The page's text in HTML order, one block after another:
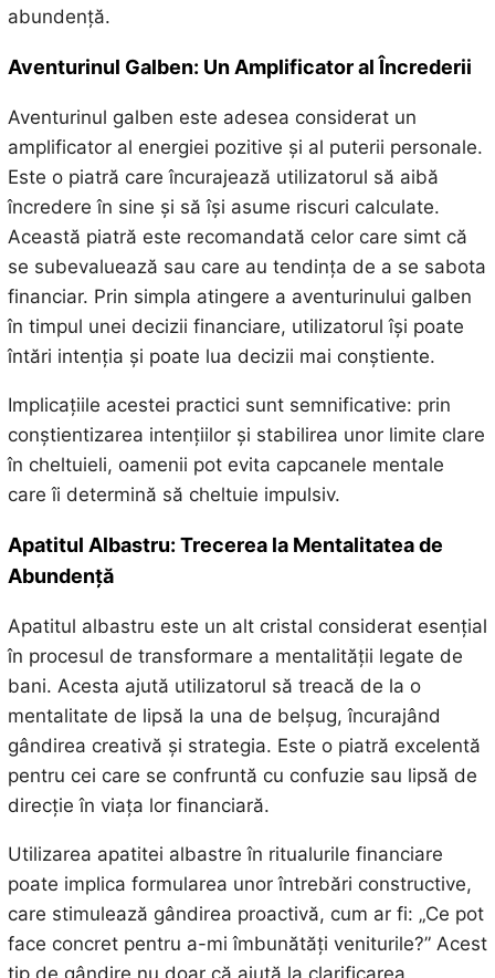
abundență.
Aventurinul Galben: Un Amplificator al Încrederii
Aventurinul galben este adesea considerat un
amplificator al energiei pozitive și al puterii personale.
Este o piatră care încurajează utilizatorul să aibă
încredere în sine și să își asume riscuri calculate.
Această piatră este recomandată celor care simt că
se subevaluează sau care au tendința de a se sabota
financiar. Prin simpla atingere a aventurinului galben
în timpul unei decizii financiare, utilizatorul își poate
întări intenția și poate lua decizii mai conștiente.
Implicațiile acestei practici sunt semnificative: prin
conștientizarea intențiilor și stabilirea unor limite clare
în cheltuieli, oamenii pot evita capcanele mentale
care îi determină să cheltuie impulsiv.
Apatitul Albastru: Trecerea la Mentalitatea de
Abundență
Apatitul albastru este un alt cristal considerat esențial
în procesul de transformare a mentalității legate de
bani. Acesta ajută utilizatorul să treacă de la o
mentalitate de lipsă la una de belșug, încurajând
gândirea creativă și strategia. Este o piatră excelentă
pentru cei care se confruntă cu confuzie sau lipsă de
direcție în viața lor financiară.
Utilizarea apatitei albastre în ritualurile financiare
poate implica formularea unor întrebări constructive,
care stimulează gândirea proactivă, cum ar fi: „Ce pot
face concret pentru a-mi îmbunătăți veniturile?” Acest